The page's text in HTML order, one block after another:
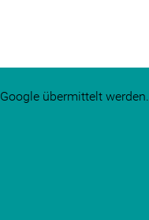
übermittelt werden.